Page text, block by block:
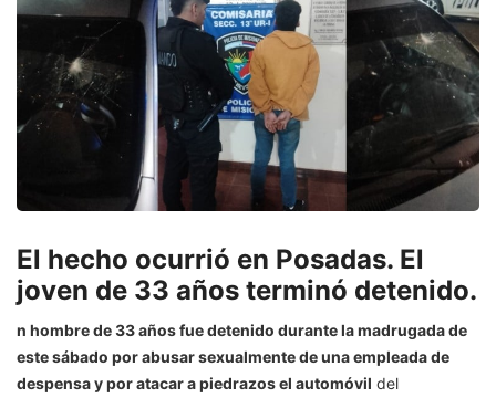
El hecho ocurrió en Posadas. El
joven de 33 años terminó detenido.
n hombre de 33 años fue detenido durante la madrugada de
este sábado por abusar sexualmente de una empleada de
despensa y por atacar a piedrazos el automóvil del